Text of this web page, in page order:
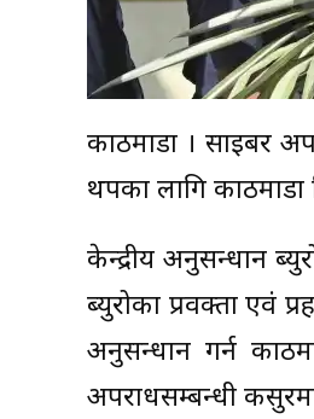
काठमाडौं । साइबर
थपका लागि
केन्द्रीय अनुसन्धान
ब्युरोका प्रवक्ता एवं
अनुसन्धान गर्न
अपराधसम्बन्धी